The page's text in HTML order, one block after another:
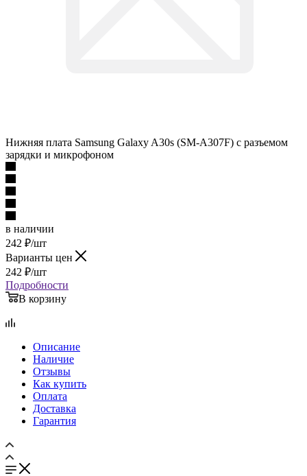
Нижняя плата Samsung Galaxy A30s (SM-A307F) с разъемом
зарядки и микрофоном
в наличии
242 ₽/шт
Варианты цен
242 ₽/шт
Подробности
В корзину
Описание
Наличие
Отзывы
Как купить
Оплата
Доставка
Гарантия